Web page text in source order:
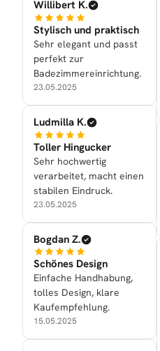
Willibert K.
Stylisch und praktisch
Sehr elegant und passt
perfekt zur
Badezimmereinrichtung.
23.05.2025
Ludmilla K.
Toller Hingucker
Sehr hochwertig
verarbeitet, macht einen
stabilen Eindruck.
23.05.2025
Bogdan Z.
Schönes Design
Einfache Handhabung,
tolles Design, klare
Kaufempfehlung.
15.05.2025